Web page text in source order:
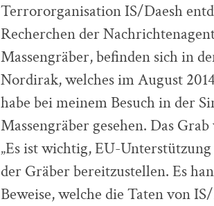
Terrororganisation IS/Daesh
Recherchen der
Massengräber, befinden sich in
Nordirak, welches im August
habe bei meinem Besuch in der
Massengräber gesehen. Das
„Es ist wichtig, EU-
der Gräber bereitzustellen. Es
Beweise, welche die Taten von